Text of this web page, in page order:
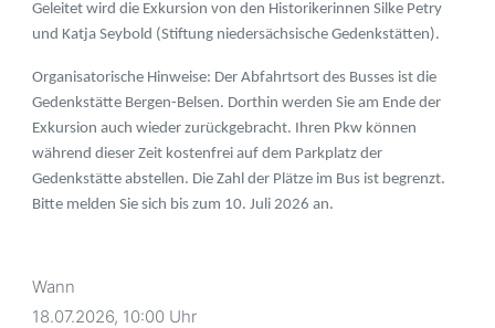
Geleitet wird die Exkursion von den Historikerinnen Silke Petry
und Katja Seybold (Stiftung niedersächsische Gedenkstätten).
Organisatorische Hinweise: Der Abfahrtsort des Busses ist die
Gedenkstätte Bergen-Belsen. Dorthin werden Sie am Ende der
Exkursion auch wieder zurückgebracht. Ihren Pkw können
während dieser Zeit kostenfrei auf dem Parkplatz der
Gedenkstätte abstellen. Die Zahl der Plätze im Bus ist begrenzt.
Bitte melden Sie sich bis zum 10. Juli 2026 an.
Wann
18.07.2026, 10:00 Uhr